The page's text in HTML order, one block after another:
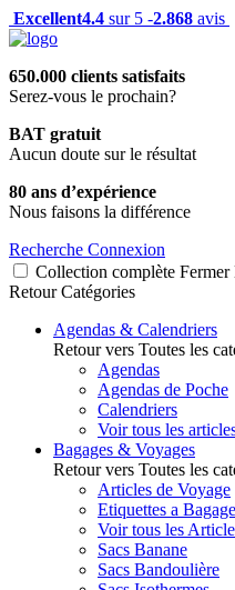
Excellent4.4 sur 5 -2.868 avis
650.000 clients satisfaits
Serez-vous le prochain?
BAT gratuit
Aucun doute sur le résultat
80 ans d’expérience
Nous faisons la différence
Recherche Connexion
Collection complète Fermer
Retour Catégories
Agendas & Calendriers
Retour vers Toutes les
Agendas
Agendas de Poche
Calendriers
Voir tous les
Bagages & Voyages
Retour vers Toutes les
Articles de Voyage
Etiquettes a
Voir tous les
Sacs Banane
Sacs Bandoulière